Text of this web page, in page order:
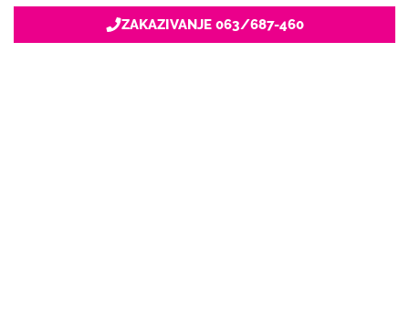
ZAKAZIVANJE 063/687-460